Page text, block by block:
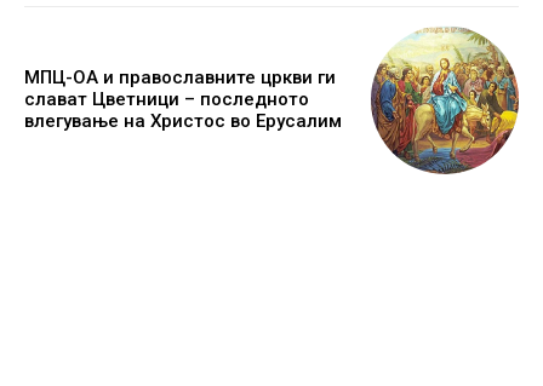
МПЦ-ОА и православните цркви ги
слават Цветници – последното
влегување на Христос во Ерусалим